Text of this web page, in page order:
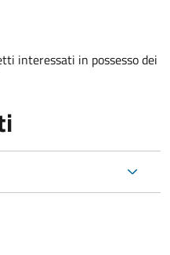
interessati in possesso dei